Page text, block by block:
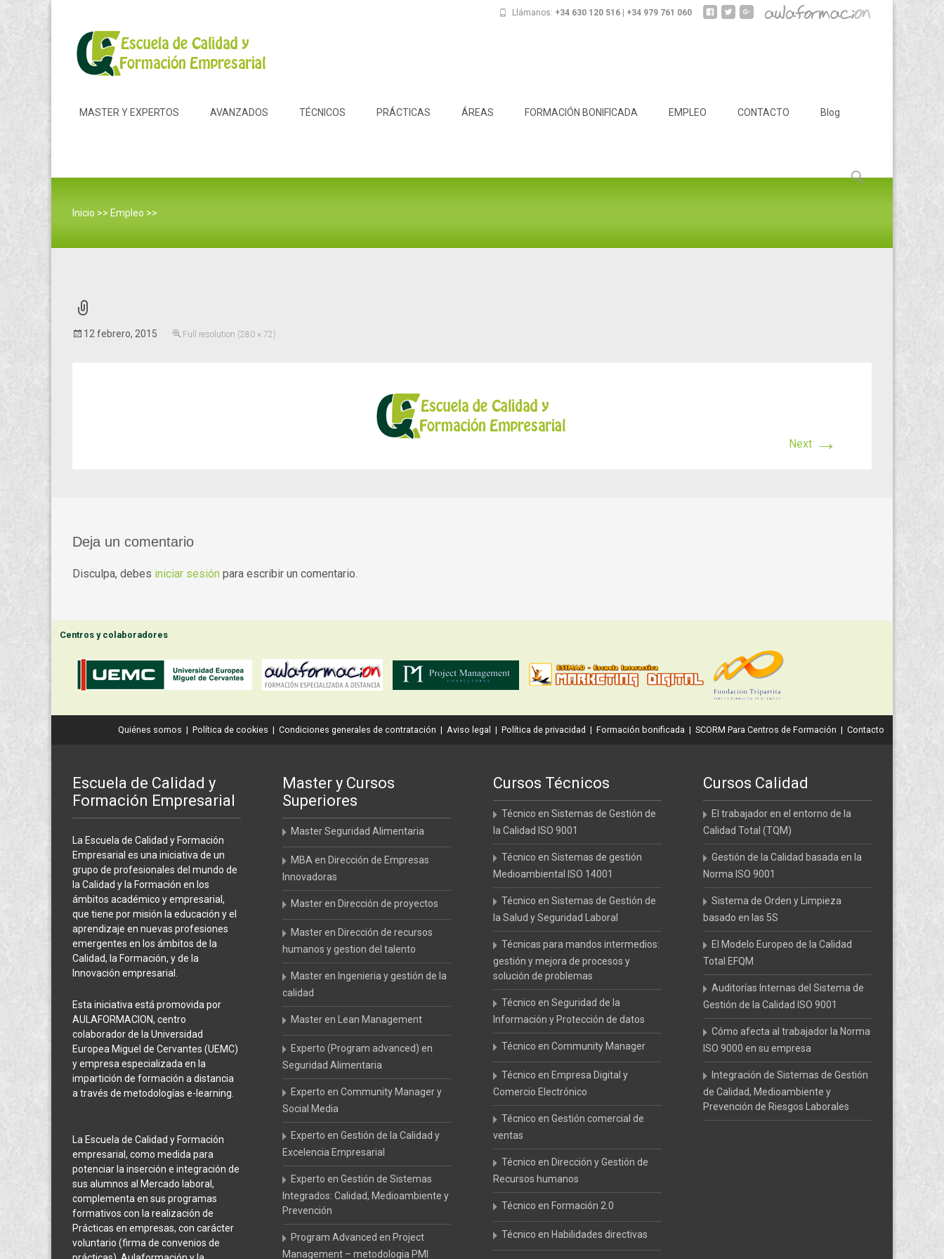
Llámanos: +34 630 120 516 | +34 979 761 060
MASTER Y EXPERTOS AVANZADOS TÉCNICOS PRÁCTICAS ÁREAS FORMACIÓN BONIFICADA EMPLEO CONTACTO Blog
Buscar:
Inicio >> Empleo >>
12 febrero, 2015 Full resolution (280 × 72)
Next →
Deja un comentario
Disculpa, debes iniciar sesión para escribir un comentario.
Centros y colaboradores
Quiénes somos | Política de cookies | Condiciones generales de contratación | Aviso legal | Política de privacidad | Formación bonificada | SCORM Para Centros de Formación | Contacto
Escuela de Calidad y
Formación Empresarial
La Escuela de Calidad y Formación
Empresarial es una iniciativa de un
grupo de profesionales del mundo de
la Calidad y la Formación en los
ámbitos académico y empresarial,
que tiene por misión la educación y el
aprendizaje en nuevas profesiones
emergentes en los ámbitos de la
Calidad, la Formación, y de la
Innovación empresarial.
Esta iniciativa está promovida por
AULAFORMACION, centro
colaborador de la Universidad
Europea Miguel de Cervantes (UEMC)
y empresa especializada en la
impartición de formación a distancia
a través de metodologías e-learning.
La Escuela de Calidad y Formación
empresarial, como medida para
potenciar la inserción e integración de
sus alumnos al Mercado laboral,
complementa en sus programas
formativos con la realización de
Prácticas en empresas, con carácter
voluntario (firma de convenios de
Master y Cursos
Superiores
Master Seguridad Alimentaria
MBA en Dirección de Empresas
Innovadoras
Master en Dirección de proyectos
Master en Dirección de recursos
humanos y gestion del talento
Master en Ingenieria y gestión de la
calidad
Master en Lean Management
Experto (Program advanced) en
Seguridad Alimentaria
Experto en Community Manager y
Social Media
Experto en Gestión de la Calidad y
Excelencia Empresarial
Experto en Gestión de Sistemas
Integrados: Calidad, Medioambiente y
Prevención
Program Advanced en Project
Management – metodologia PMI
Cursos Técnicos
Técnico en Sistemas de Gestión de
la Calidad ISO 9001
Técnico en Sistemas de gestión
Medioambiental ISO 14001
Técnico en Sistemas de Gestión de
la Salud y Seguridad Laboral
Técnicas para mandos intermedios:
gestión y mejora de procesos y
solución de problemas
Técnico en Seguridad de la
Información y Protección de datos
Técnico en Community Manager
Técnico en Empresa Digital y
Comercio Electrónico
Técnico en Gestión comercial de
ventas
Técnico en Dirección y Gestión de
Recursos humanos
Técnico en Formación 2.0
Técnico en Habilidades directivas
Cursos Calidad
El trabajador en el entorno de la
Calidad Total (TQM)
Gestión de la Calidad basada en la
Norma ISO 9001
Sistema de Orden y Limpieza
basado en las 5S
El Modelo Europeo de la Calidad
Total EFQM
Auditorías Internas del Sistema de
Gestión de la Calidad ISO 9001
Cómo afecta al trabajador la Norma
ISO 9000 en su empresa
Integración de Sistemas de Gestión
de Calidad, Medioambiente y
Prevención de Riesgos Laborales